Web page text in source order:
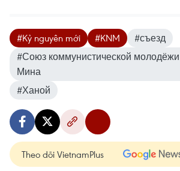
#Kỷ nguyên mới #KNM
#съезд
#Союз коммунистической
Мина
#Ханой
Theo dõi VietnamPlus